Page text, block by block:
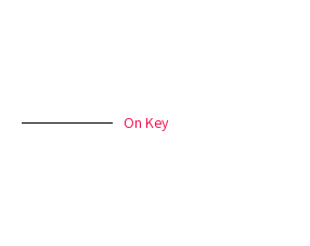
On Key